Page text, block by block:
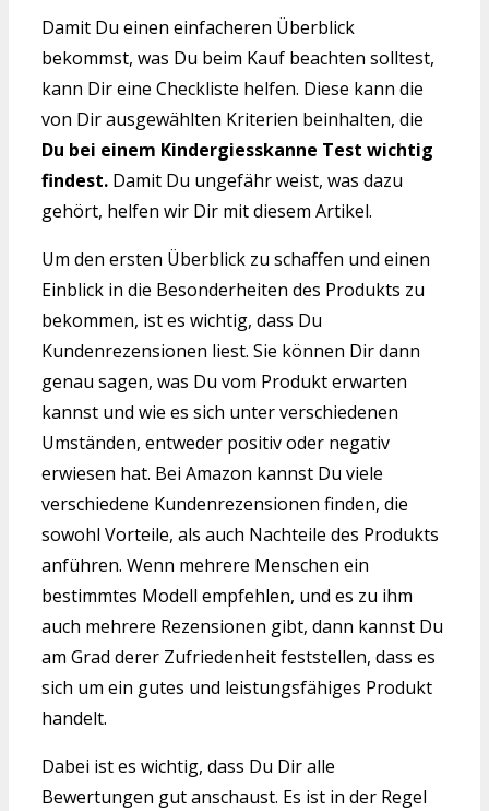
Damit Du einen einfacheren Überblick
bekommst, was Du beim Kauf beachten solltest,
kann Dir eine Checkliste helfen. Diese kann die
von Dir ausgewählten Kriterien beinhalten, die
Du bei einem Kindergiesskanne Test wichtig
findest. Damit Du ungefähr weist, was dazu
gehört, helfen wir Dir mit diesem Artikel.
Um den ersten Überblick zu schaffen und einen
Einblick in die Besonderheiten des Produkts zu
bekommen, ist es wichtig, dass Du
Kundenrezensionen liest. Sie können Dir dann
genau sagen, was Du vom Produkt erwarten
kannst und wie es sich unter verschiedenen
Umständen, entweder positiv oder negativ
erwiesen hat. Bei Amazon kannst Du viele
verschiedene Kundenrezensionen finden, die
sowohl Vorteile, als auch Nachteile des Produkts
anführen. Wenn mehrere Menschen ein
bestimmtes Modell empfehlen, und es zu ihm
auch mehrere Rezensionen gibt, dann kannst Du
am Grad derer Zufriedenheit feststellen, dass es
sich um ein gutes und leistungsfähiges Produkt
handelt.
Dabei ist es wichtig, dass Du Dir alle
Bewertungen gut anschaust. Es ist in der Regel